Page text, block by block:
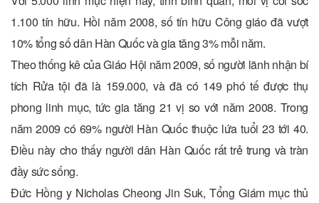
1.100 tín hữu. Hồi năm 2008, số tín hữu Công giáo đã vượt
10% tổng số dân Hàn Quốc và gia tăng 3% mỗi năm.
Theo thống kê của Giáo Hội năm 2009, số người lãnh nhận bí
tích Rửa tội đã là 159.000, và đã có 149 phó tế được thụ
phong linh mục, tức gia tăng 21 vị so với năm 2008. Trong
năm 2009 có 69% người Hàn Quốc thuộc lứa tuổi 23 tới 40.
Điều này cho thấy người dân Hàn Quốc rất trẻ trung và tràn
đầy sức sống.
Đức Hồng y Nicholas Cheong Jin Suk, Tổng Giám mục thủ